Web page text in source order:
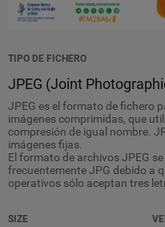
TIPO DE FICHERO
JPEG (Joint
JPEG es el formato de fichero
imágenes comprimidas, que
compresión de igual nombre.
imágenes fijas.
El formato de archivos JPEG
frecuentemente JPG debido a
operativos sólo aceptan tres
SIZE